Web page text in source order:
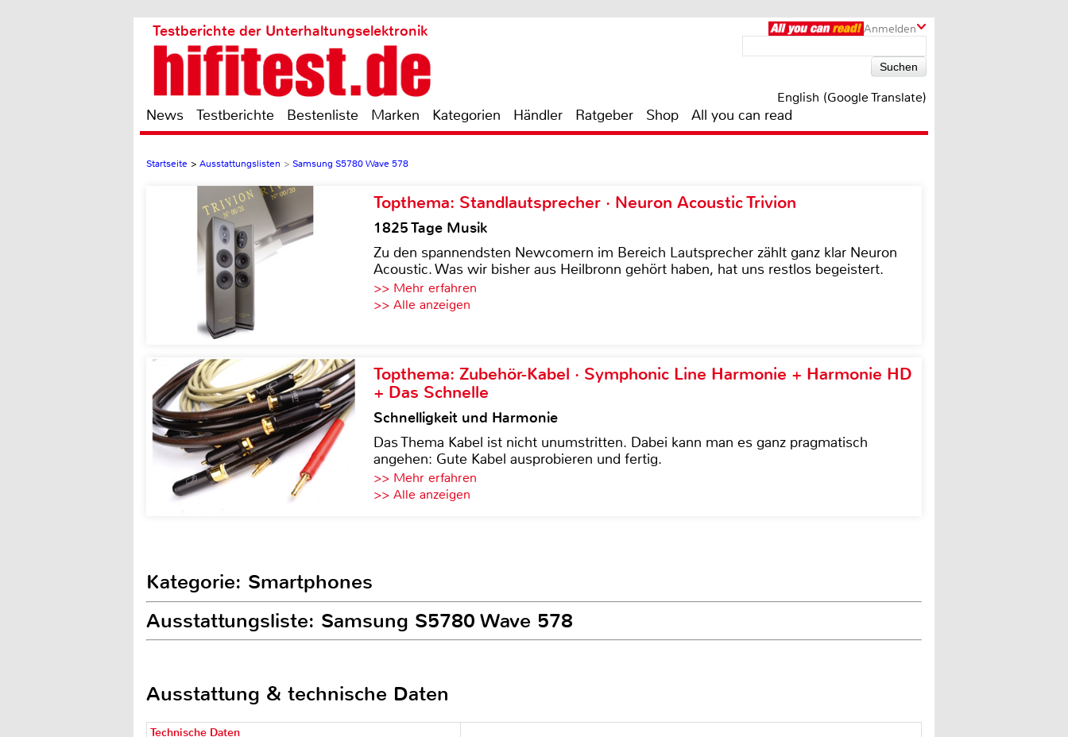
Anmelden
Testberichte der Unterhaltungselektronik
English (Google Translate)
News Testberichte Bestenliste Marken Kategorien Händler Ratgeber Shop All you can read
Startseite > Ausstattungslisten > Samsung S5780 Wave 578
Topthema: Standlautsprecher · Neuron Acoustic Trivion
1825 Tage Musik
Zu den spannendsten Newcomern im Bereich Lautsprecher zählt ganz klar Neuron
Acoustic. Was wir bisher aus Heilbronn gehört haben, hat uns restlos begeistert.
>> Mehr erfahren
>> Alle anzeigen
Topthema: Zubehör-Kabel · Symphonic Line Harmonie + Harmonie HD
+ Das Schnelle
Schnelligkeit und Harmonie
Das Thema Kabel ist nicht unumstritten. Dabei kann man es ganz pragmatisch
angehen: Gute Kabel ausprobieren und fertig.
>> Mehr erfahren
>> Alle anzeigen
Kategorie: Smartphones
Ausstattungsliste: Samsung S5780 Wave 578
Ausstattung & technische Daten
Technische Daten